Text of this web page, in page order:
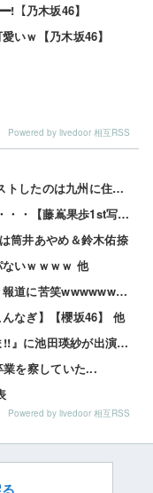
【乃木坂46】
いｗ【乃木坂46】
Powered by livedoor 相互RSS
「CDTVに『365日の紙飛行機』をリクエストしたのは九州に住む中学生」←この事実って結構デカいよな...
【日向坂46】 かほりん、ありのままの姿・・・【藤嶌果歩1st写真集】
筒井あやめ＆鈴木佑捺
ないｗｗｗｗ 他
【驚愕】中居正広、ネットの「年内死ぬ」報道に苦笑wwwwww 他
なぎ】【櫻坂46】 他
出演者一覧にてれぱん！！！ 近々『Qさま!!』に池田瑛紗が出演する模様！【乃木坂46】
業を察していた...
Powered by livedoor 相互RSS